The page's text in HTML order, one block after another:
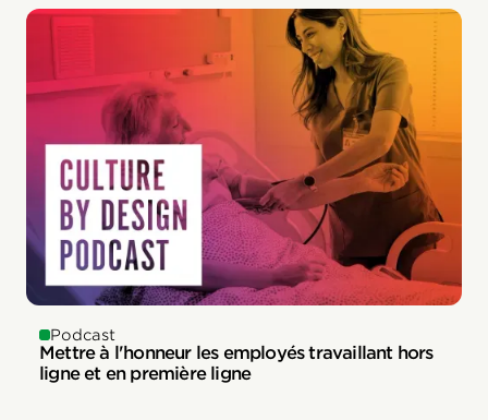
Podcast
Mettre à l'honneur les employés travaillant hors
ligne et en première ligne